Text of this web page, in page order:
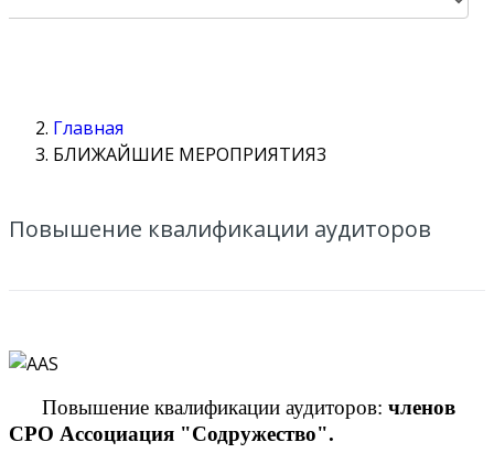
Главная
БЛИЖАЙШИЕ МЕРОПРИЯТИЯ3
Повышение квалификации аудиторов
Повышение квалификации аудиторов: членов
CРО Ассоциация "Содружество".